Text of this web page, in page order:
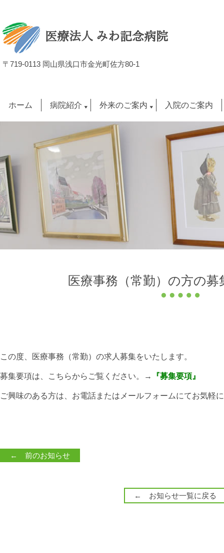
医療法人 みわ記念病院
〒719-0113 岡山県浅口市金光町佐方80-1
ホーム 病院紹介 外来のご案内 入院のご案内
医療事務（常勤）の方の募
この度、医療事務（常勤）の求人募集をいたします。
募集要項は、こちらからご覧ください。→ 『募集要項』
ご興味のある方は、お電話またはメールフォームにてお気軽
← 前のお知らせ
← お知らせ一覧に戻る